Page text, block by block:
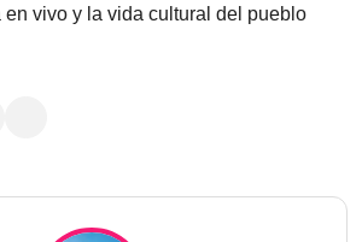
en vivo y la vida cultural del pueblo